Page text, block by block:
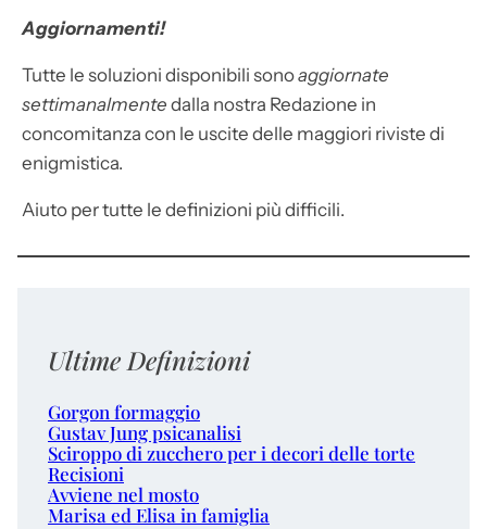
Aggiornamenti!
Tutte le soluzioni disponibili sonoaggiornate
settimanalmente dalla nostra Redazione in
concomitanza con le uscite delle maggiori riviste di
enigmistica.
Aiuto per tutte le definizioni più difficili.
Ultime Definizioni
Gorgon formaggio
Gustav Jung psicanalisi
Sciroppo di zucchero per i decori delle torte
Recisioni
Avviene nel mosto
Marisa ed Elisa in famiglia